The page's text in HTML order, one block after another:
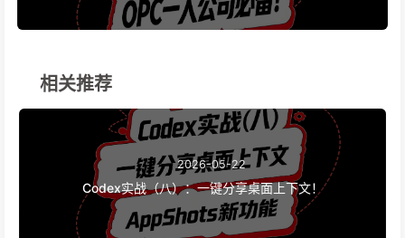
相关推荐
2026-05-22
Codex实战（八）：一键分享桌面上下文！